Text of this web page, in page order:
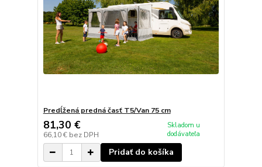
Predĺžená predná časť T5/Van 75 cm
81,30 €
66,10 € bez DPH
Skladom u
dodávateľa
Pridať do košíka